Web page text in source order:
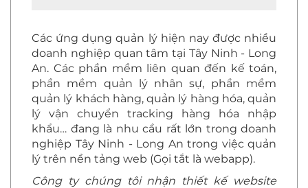
Các ứng dụng quản lý hiện nay được nhiều
doanh nghiệp quan tâm tại Tây Ninh - Long
An. Các phần mềm liên quan đến kế toán,
phần mềm quản lý nhân sự, phần mềm
quản lý khách hàng, quản lý hàng hóa, quản
lý vận chuyển tracking hàng hóa nhập
khẩu… đang là nhu cầu rất lớn trong doanh
nghiệp Tây Ninh - Long An trong việc quản
lý trên nền tảng web (Gọi tắt là webapp).
Công ty chúng tôi nhận thiết kế website